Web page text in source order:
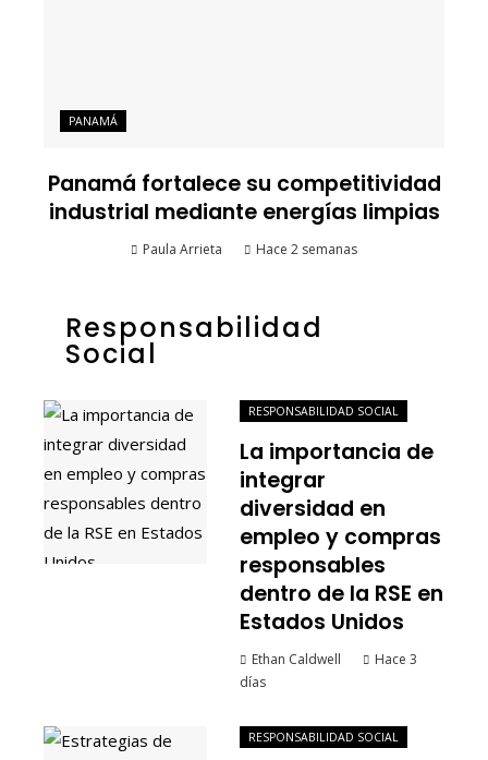
PANAMÁ
Panamá fortalece su competitividad
industrial mediante energías limpias
Paula Arrieta Hace 2 semanas
Responsabilidad
Social
RESPONSABILIDAD SOCIAL
La importancia de
integrar
diversidad en
empleo y compras
responsables
dentro de la RSE en
Estados Unidos
Ethan Caldwell
Hace 3
días
RESPONSABILIDAD SOCIAL